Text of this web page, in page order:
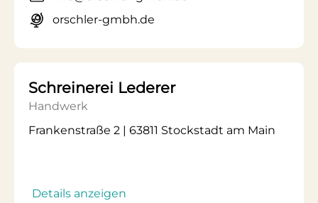
orschler-gmbh.de
Schreinerei Lederer
Handwerk
Frankenstraße 2 | 63811 Stockstadt am Main
Details anzeigen